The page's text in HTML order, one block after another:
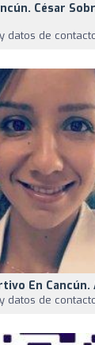
César
datos de
En Cancún.
datos de